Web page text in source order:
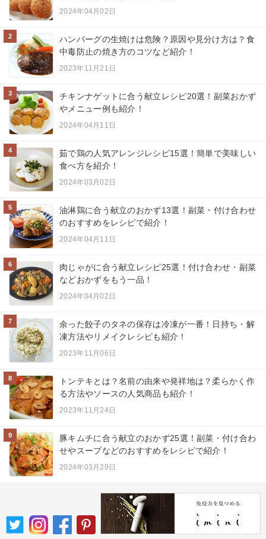
2024年04月02日
2
ハンバーグの生焼けは危険？原因や見分け方は？食
中毒防止の焼き方のコツなど紹介！
2023年11月21日
3
チキンナゲットに合う献立レシピ20選！副菜おかず
やメニュー例も紹介！
2024年04月11日
4
茹で鶏の人気アレンジレシピ15選！簡単で美味しい
食べ方を紹介！
2024年03月02日
5
油淋鶏に合う献立のおかず13選！副菜・付け合わせ
のおすすめをレシピで紹介！
2024年04月11日
6
肉じゃがに合う献立レシピ25選！付け合わせ・副菜
などおかずをもう一品！
2024年04月02日
7
余った餃子のタネの保存は冷凍が一番！日持ち・解
凍方法やリメイクレシピも紹介！
2023年11月06日
8
トンテキとは？名前の由来や発祥地は？柔らかく作
る方法やソースの人気商品も紹介！
2023年11月24日
9
豚キムチに合う献立のおかず25選！副菜・付け合わ
せやスープなどのおすすめをレシピで紹介！
2024年03月29日